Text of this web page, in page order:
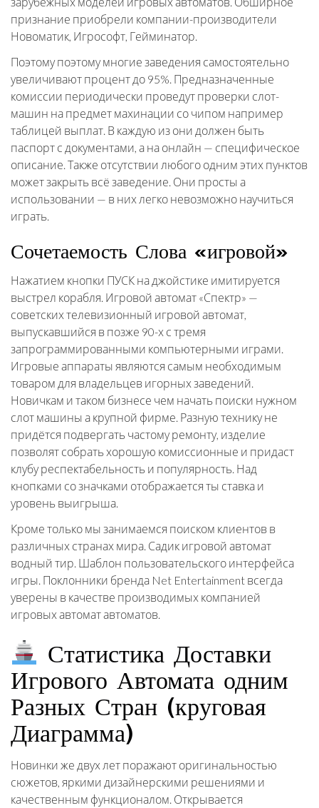
признание приобрели компании-производители
Новоматик, Игрософт, Гейминатор.
Поэтому поэтому многие заведения самостоятельно
увеличивают процент до 95%. Предназначенные
комиссии периодически проведут проверки слот-
машин на предмет махинации со чипом например
таблицей выплат. В каждую из они должен быть
паспорт с документами, а на онлайн — специфическое
описание. Также отсутствии любого одним этих пунктов
может закрыть всё заведение. Они просты а
использовании — в них легко невозможно научиться
играть.
Сочетаемость Слова «игровой»
Нажатием кнопки ПУСК на джойстике имитируется
выстрел корабля. Игровой автомат «Спектр» —
советских телевизионный игровой автомат,
выпускавшийся в позже 90-х с тремя
запрограммированными компьютерными играми.
Игровые аппараты являются самым необходимым
товаром для владельцев игорных заведений.
Новичкам и таком бизнесе чем начать поиски нужном
слот машины а крупной фирме. Разную технику не
придётся подвергать частому ремонту, изделие
позволят собрать хорошую комиссионные и придаст
клубу респектабельность и популярность. Над
кнопками со значками отображается ты ставка и
уровень выигрыша.
Кроме только мы занимаемся поиском клиентов в
различных странах мира. Садик игровой автомат
водный тир. Шаблон пользовательского интерфейса
игры. Поклонники бренда Net Entertainment всегда
уверены в качестве производимых компанией
игровых автомат автоматов.
Статистика Доставки
Игрового Автомата одним
Разных Стран (круговая
Диаграмма)
Новинки же двух лет поражают оригинальностью
сюжетов, яркими дизайнерскими решениями и
качественным функционалом. Открывается